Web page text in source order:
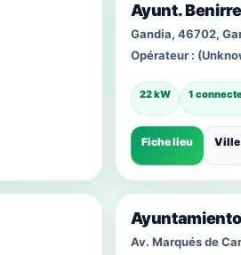
Ayunt.
Gandia, 46702,
Opérateur :
22 kW 1
Fiche lieu Ville
Av. Marqués de